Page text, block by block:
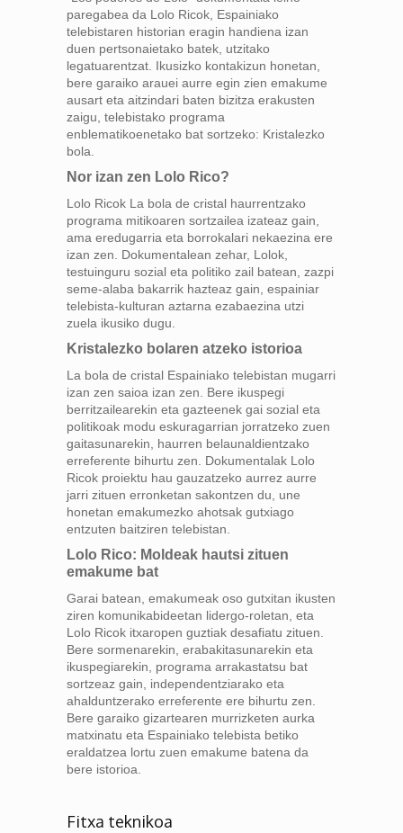
paregabea da Lolo Ricok, Espainiako
telebistaren historian eragin handiena izan
duen pertsonaietako batek, utzitako
legatuarentzat. Ikusizko kontakizun honetan,
bere garaiko arauei aurre egin zien emakume
ausart eta aitzindari baten bizitza erakusten
zaigu, telebistako programa
enblematikoenetako bat sortzeko: Kristalezko
bola.
Nor izan zen Lolo Rico?
Lolo Ricok La bola de cristal haurrentzako
programa mitikoaren sortzailea izateaz gain,
ama eredugarria eta borrokalari nekaezina ere
izan zen. Dokumentalean zehar, Lolok,
testuinguru sozial eta politiko zail batean, zazpi
seme-alaba bakarrik hazteaz gain, espainiar
telebista-kulturan aztarna ezabaezina utzi
zuela ikusiko dugu.
Kristalezko bolaren atzeko istorioa
La bola de cristal Espainiako telebistan mugarri
izan zen saioa izan zen. Bere ikuspegi
berritzailearekin eta gazteenek gai sozial eta
politikoak modu eskuragarrian jorratzeko zuen
gaitasunarekin, haurren belaunaldientzako
erreferente bihurtu zen. Dokumentalak Lolo
Ricok proiektu hau gauzatzeko aurrez aurre
jarri zituen erronketan sakontzen du, une
honetan emakumezko ahotsak gutxiago
entzuten baitziren telebistan.
Lolo Rico: Moldeak hautsi zituen
emakume bat
Garai batean, emakumeak oso gutxitan ikusten
ziren komunikabideetan lidergo-roletan, eta
Lolo Ricok itxaropen guztiak desafiatu zituen.
Bere sormenarekin, erabakitasunarekin eta
ikuspegiarekin, programa arrakastatsu bat
sortzeaz gain, independentziarako eta
ahalduntzerako erreferente ere bihurtu zen.
Bere garaiko gizartearen murrizketen aurka
matxinatu eta Espainiako telebista betiko
eraldatzea lortu zuen emakume batena da
bere istorioa.
Fitxa teknikoa